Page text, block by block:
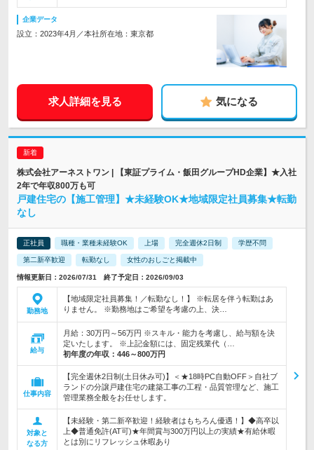
企業データ
設立：2023年4月／本社所在地：東京都
求人詳細を見る 気になる
株式会社アーネストワン | 【東証プライム・飯田グループHD企業】★入社
2年で年収800万も可
戸建住宅の【施工管理】★未経験OK★地域限定社員募集★転勤
なし
正社員 職種・業種未経験OK 上場 完全週休2日制 学歴不問
第二新卒歓迎 転勤なし 女性のおしごと掲載中
情報更新日：2026/07/31 終了予定日：2026/09/03
勤務地
【地域限定社員募集！／転勤なし！】 ※転居を伴う転勤はあ
りません。 ※勤務地はご希望を考慮の上、決…
給与
月給：30万円～56万円 ※スキル・能力を考慮し、給与額を決
定いたします。 ※上記金額には、固定残業代（…
初年度の年収： 446～800万円
仕事内容
【完全週休2日制(土日休み可)】＜★18時PC自動OFF＞自社ブ
ランドの分譲戸建住宅の建築工事の工程・品質管理など、施工
管理業務全般をお任せします。
対象と
なる方
【未経験・第二新卒歓迎！経験者はもちろん優遇！】◆高卒以
上◆普通免許(AT可)★年間賞与300万円以上の実績★有給休暇
とは別にリフレッシュ休暇あり